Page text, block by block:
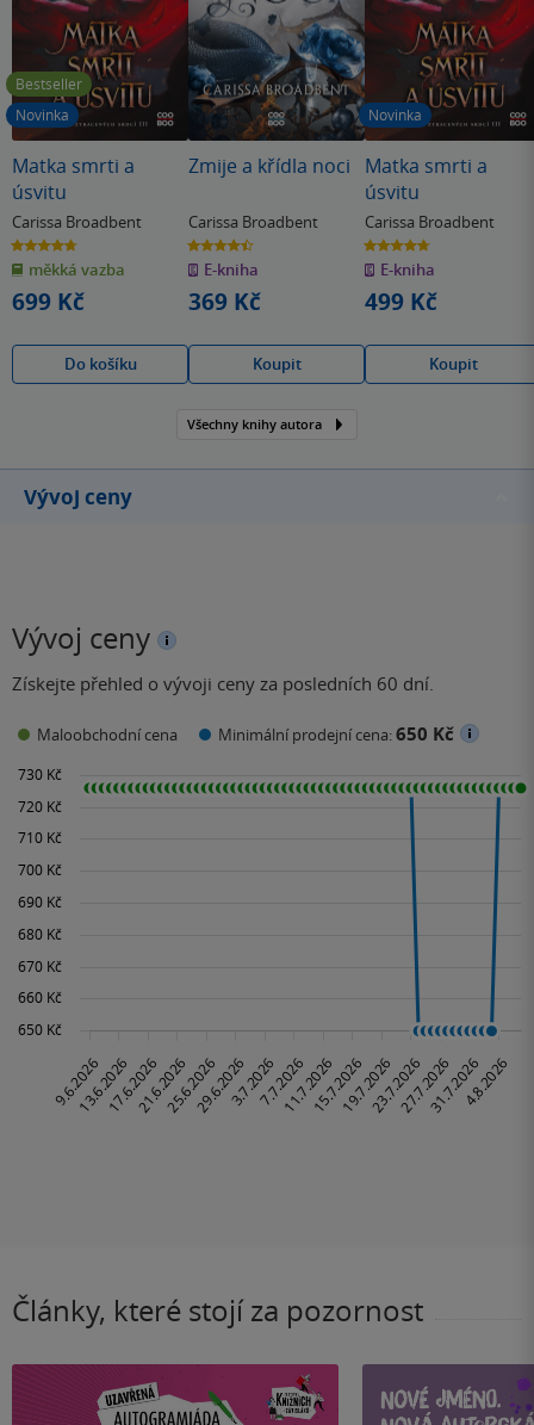
Bestseller
Novinka
Matka smrti a
úsvitu
Carissa Broadbent
4.7
z
5
hvězdiček
měkká vazba
699 Kč
Do košíku
Zmije a křídla noci
Carissa Broadbent
4.5
z
5
hvězdiček
E-kniha
369 Kč
Koupit
Novinka
Matka smrti a
úsvitu
Carissa Broadbent
4.7
z
5
hvězdiček
E-kniha
499 Kč
Koupit
Všechny knihy autora
Vývoj ceny
Vývoj ceny
Získejte přehled o vývoji ceny za posledních 60 dní.
Maloobchodní cena Minimální prodejní cena:650 Kč
Články, které stojí za pozornost